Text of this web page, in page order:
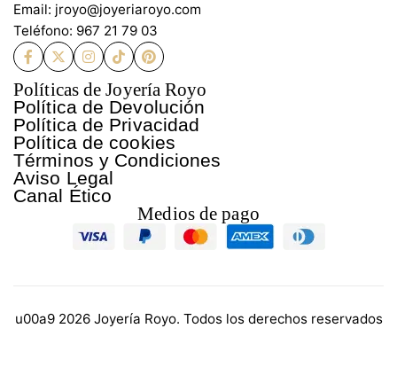
Email: jroyo@joyeriaroyo.com
Teléfono: 967 21 79 03
Políticas de Joyería Royo
Política de Devolución
Política de Privacidad
Política de cookies
Términos y Condiciones
Aviso Legal
Canal Ético
Medios de pago
u00a9 2026 Joyería Royo. Todos los derechos reservados